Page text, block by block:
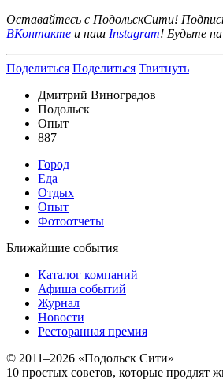
Оставайтесь с ПодольскСити!
ВКонтакте и наш Instagram! Будьте на
Поделиться Поделиться Твитнуть
Дмитрий Виноградов
Подольск
Опыт
887
Город
Еда
Отдых
Опыт
Фотоотчеты
Ближайшие события
Каталог компаний
Афиша событий
Журнал
Новости
Ресторанная премия
© 2011–2026 «Подольск Сити»
10 простых советов, которые продлят